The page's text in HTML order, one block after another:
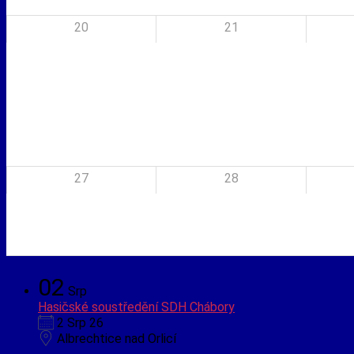
20 21
27 28
02 Srp
Hasičské soustředění SDH Chábory
2 Srp 26
Albrechtice nad Orlicí